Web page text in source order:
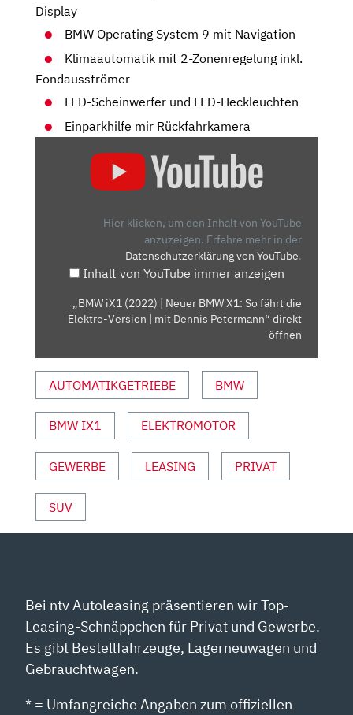
Display
BMW Operating System 9 mit Navigation
Klimaautomatik mit 2-Zonenregelung inkl.
Fondausströmer
LED-Scheinwerfer und LED-Heckleuchten
Einparkhilfe mir Rückfahrkamera
|
MIT
DENNIS
PETERMANN“
YOUTUBE
ANZEIGEN
Hier klicken, um den Inhalt von YouTube
anzuzeigen. Erfahre mehr in der
Datenschutzerklärung von YouTube.
Inhalt von YouTube immer anzeigen
„BMW iX1 (2022) | Neuer BMW X1: So fährt die
Elektro-Version | mit Dennis Petermann“ direkt
öffnen
AUTOMATIKGETRIEBE BMW
BMW IX1 ELEKTROMOTOR
GEWERBE LEASING PRIVAT
SUV
Bei ntv Autoleasing präsentieren wir Top-
Leasing-Schnäppchen für Privat und Gewerbe.
Es gibt Bestellfahrzeuge, Lagerneuwagen und
Gebrauchtwagen.
* = Umfangreiche Angaben zum offiziellen